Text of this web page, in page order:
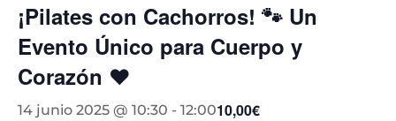
¡Pilates con Cachorros! 🐾 Un
Evento Único para Cuerpo y
Corazón ❤️
14 junio 2025 @ 10:30 - 12:0010,00€